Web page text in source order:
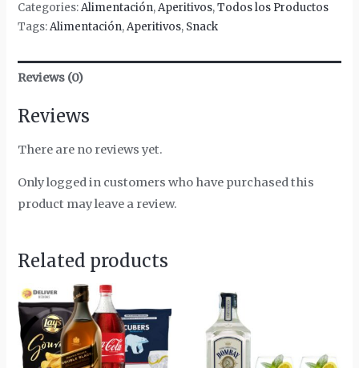
Categories:Alimentación,Aperitivos,Todos los Productos
Tags:Alimentación,Aperitivos, Snack
Reviews (0)
Reviews
There are no reviews yet.
Only logged in customers who have purchased this
product may leave a review.
Related products